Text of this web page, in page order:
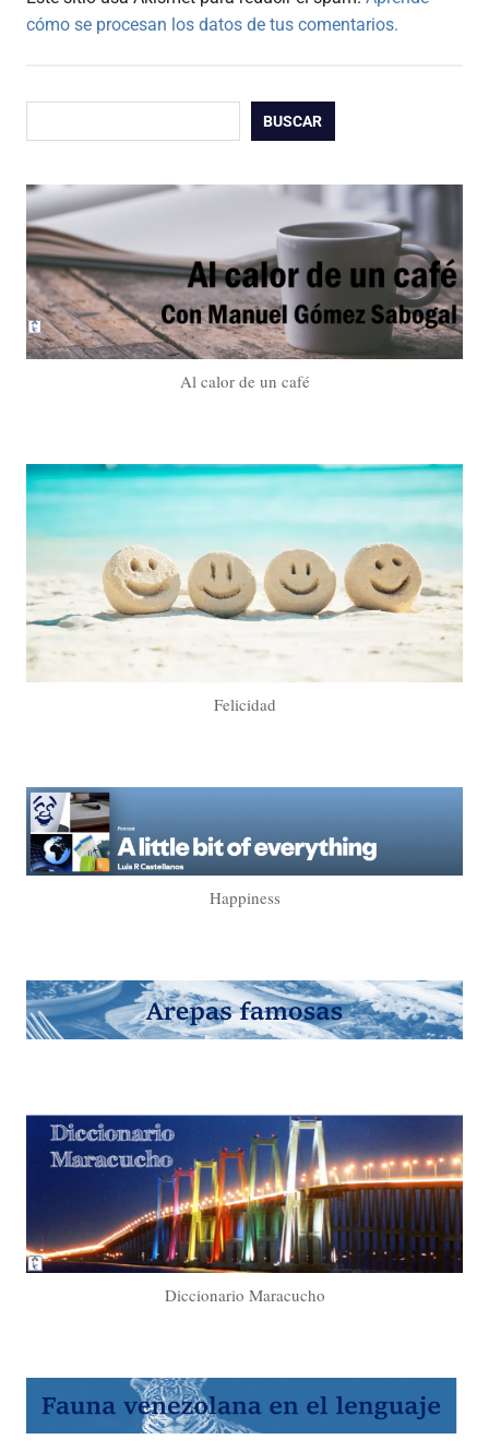
cómo se procesan los datos de tus comentarios.
BUSCAR
Al calor de un café
Felicidad
Happiness
Diccionario Maracucho